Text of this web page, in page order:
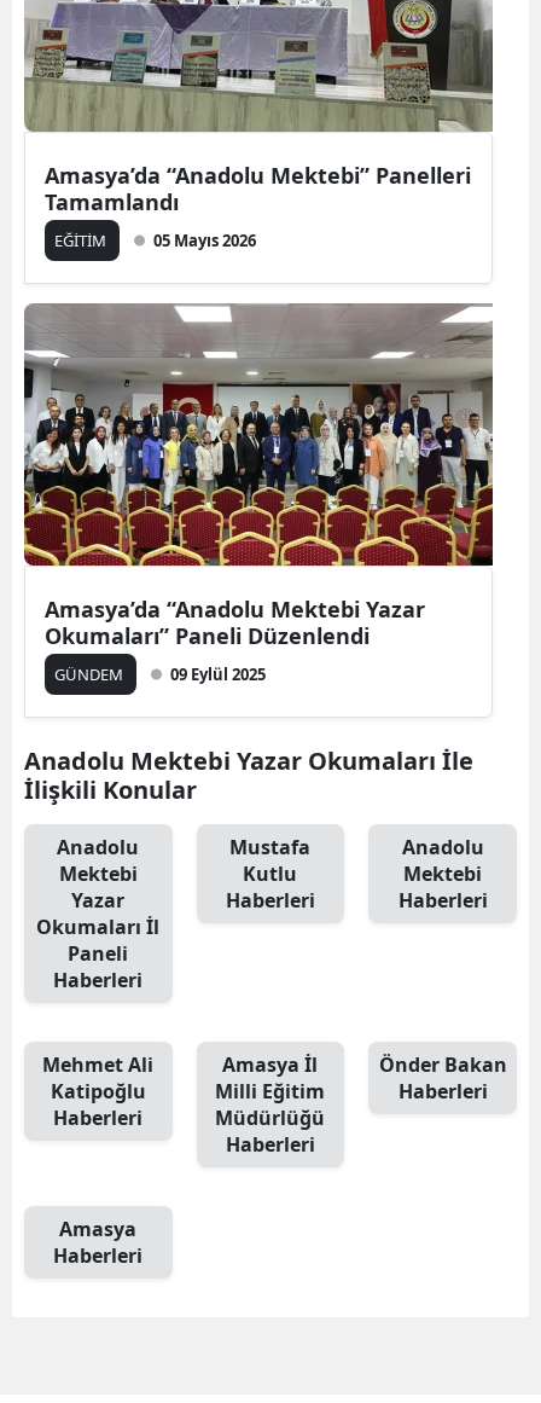
Amasya’da “Anadolu Mektebi” Panelleri
Tamamlandı
EĞİTİM 05 Mayıs 2026
Amasya’da “Anadolu Mektebi Yazar
Okumaları” Paneli Düzenlendi
GÜNDEM 09 Eylül 2025
Anadolu Mektebi Yazar Okumaları İle
İlişkili Konular
Anadolu
Mektebi
Yazar
Okumaları İl
Paneli
Haberleri
Mustafa
Kutlu
Haberleri
Anadolu
Mektebi
Haberleri
Mehmet Ali
Katipoğlu
Haberleri
Amasya İl
Milli Eğitim
Müdürlüğü
Haberleri
Önder Bakan
Haberleri
Amasya
Haberleri